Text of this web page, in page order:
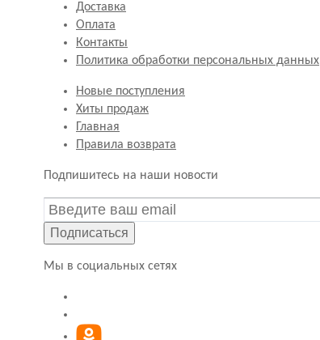
Доставка
Оплата
Контакты
Политика обработки персональных данных
Новые поступления
Хиты продаж
Главная
Правила возврата
Подпишитесь на наши новости
Подписаться
Мы в социальных сетях